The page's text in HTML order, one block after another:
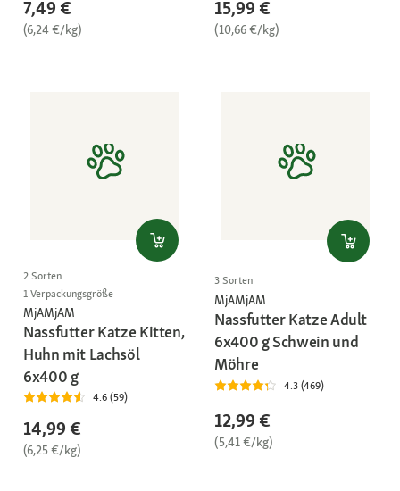
7,49 €
(6,24 €/kg)
15,99 €
(10,66 €/kg)
2 Sorten
1 Verpackungsgröße
MjAMjAM
Nassfutter Katze Kitten,
Huhn mit Lachsöl
6x400 g
4.6 (59)
14,99 €
(6,25 €/kg)
3 Sorten
MjAMjAM
Nassfutter Katze Adult
6x400 g Schwein und
Möhre
4.3 (469)
12,99 €
(5,41 €/kg)